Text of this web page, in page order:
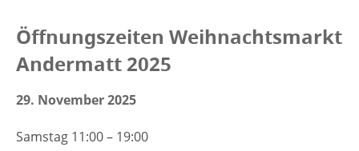
Öffnungszeiten Weihnachtsmarkt
Andermatt 2025
29. November 2025
Samstag 11:00 – 19:00